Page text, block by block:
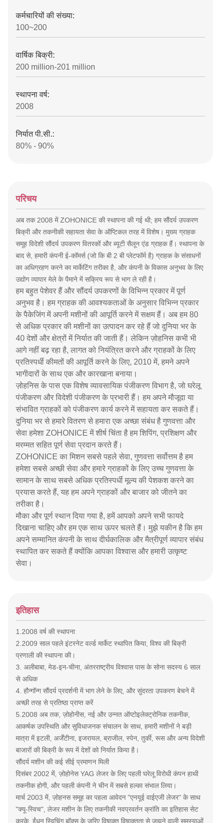
कर्मचारियों की संख्या:
100~200
वार्षिक बिक्री:
200 million-201 million
स्थापना वर्ष:
2008
निर्यात पी.सी.:
80% - 90%
परिचय
अब तक 2008 में ZOHONICE की स्थापना की गई थी; हम सौंदर्य उपकरण
बिक्री और तकनीकी सहायता सेवा के ऑप्टिकल तरह में विशेष। मुख्य ग्राहक
समूह विदेशी सौंदर्य उपकरण वितरकों और ब्यूटी सैलून एंड ग्राहक हैं। स्थापना के
बाद से, हमारी कंपनी ई-कॉमर्स (जो कि बी 2 बी प्लेटफॉर्म है) ग्राहक के संसाधनों
का अधिग्रहण करने का मार्केटिंग तरीका है, और कंपनी के विकास अनुभव के लिए
उद्योग व्यापार मेले के पैमाने में सक्रिय रूप से भाग ले रही है।
हम बहुत पेशेवर हैं और सौंदर्य उपकरणों के विभिन्न प्रकार में पूर्ण
अनुभव है। हम ग्राहक की आवश्यकताओं के अनुसार विभिन्न प्रकार
के पैकेजिंग में अपनी मशीनों की आपूर्ति करने में सक्षम हैं। अब हम 80
से अधिक प्रकार की मशीनों का उत्पादन कर रहे हैं जो दुनिया भर के
40 देशों और क्षेत्रों में निर्यात की जाती हैं। लेकिन ज़ोहनिस कभी भी
आगे नहीं बढ़ रहा है, लागत को नियंत्रित करने और ग्राहकों के लिए
प्रतिस्पर्धी कीमतों की आपूर्ति करने के लिए, 2010 में, हमने अपने
भागीदारों के साथ एक और कारखाना बनाया।
ज़ोहनिस के पास एक विशेष व्यावसायिक पंजीकरण विभाग है, जो घरेलू
पंजीकरण और विदेशी पंजीकरण के प्रभारी हैं। हम अपने मौजूदा या
संभावित ग्राहकों को पंजीकरण कार्य करने में सहायता कर सकते हैं।
दुनिया भर से हमारे वितरण से हमारा एक अच्छा संबंध है गुणवत्ता और
सेवा हमेशा ZOHONICE में शीर्ष चिंता है हम शिपिंग, प्रशिक्षण और
मरम्मत सहित पूर्ण सेवा प्रदान करते हैं।
ZOHONICE का मिशन सबसे पहले सेवा, गुणवत्ता सर्वोत्तम है हम
हमेशा सबसे अच्छी सेवा और हमारे ग्राहकों के लिए उच्च गुणवत्ता के
सामान के साथ सबसे अधिक प्रतिस्पर्धी मूल्य की पेशकश करने का
प्रयास करते हैं, यह हम अपने ग्राहकों और बाजार को जीतने का
तरीका है।
मौका और पूर्ण स्थान दिया गया है, हमें आपको अपने सभी फायदे
दिखाना चाहिए और हम एक साथ ऊपर चलते हैं। मुझे यकीन है कि हम
अपने सम्मानित कंपनी के साथ दीर्घकालिक और मैत्रीपूर्ण व्यापार संबंध
स्थापित कर सकते हैं क्योंकि आपका विश्वास और हमारी उत्कृष्ट
सेवा।
इतिहास
1.2008 वर्ष की स्थापना
2.2009 साल पहले इंटरनेट वर्ल्ड मार्केट स्थापित किया, विश्व की बिक्री
प्रणाली की स्थापना की।
3. अलीबाबा, मेड-इन-चीना, अंतरराष्ट्रीय विश्वास पास के सोना सदस्य 6 साल
से अधिक
4. हौन्गॉन्ग सौंदर्य प्रदर्शनी में भाग लेने के लिए, और सुंदरता उपकरण बेचने में
अच्छी तरह से प्रतिष्ठा प्राप्त करें
5.2008 अब तक, ज़ोहोनीस, नई और उन्नत ऑप्टोइलेक्ट्रोनिक तकनीक,
आकर्षक उपस्थिति और सुविधाजनक संचालन के साथ, हमारी मशीनों ने बड़ी
मात्रा में इटली, अर्जेंटीना, इजरायल, ब्राजील, स्पेन, तुर्की, रूस और अन्य विदेशी
बाजारों की बिक्री के रूप में देशों को निर्यात किया है।
सौंदर्य मशीन की कई सीई प्रमाणन मिली
दिसंबर 2002 में, ज़ोहोनेस YAG लेजर के लिए पहली घरेलू विरोधी कंपन हाथी
तकनीक होगी, और पहली कंपनी ने चीन में सबसे हल्का संभाल लिया।
मार्च 2003 में, ज़ोहनस समूह का पहला आवेदन "एनयूई वाईएजी लेजर" के साथ
"क्यू-स्विच", लेजर मशीन के लिए तकनीकी नवप्रवर्तन क्रांति का इतिहास सेट
करके, ईंधन स्विचिंग बॉक्स के जरिए विषाक्त विषाक्तता से जूझने वाली समस्याओं